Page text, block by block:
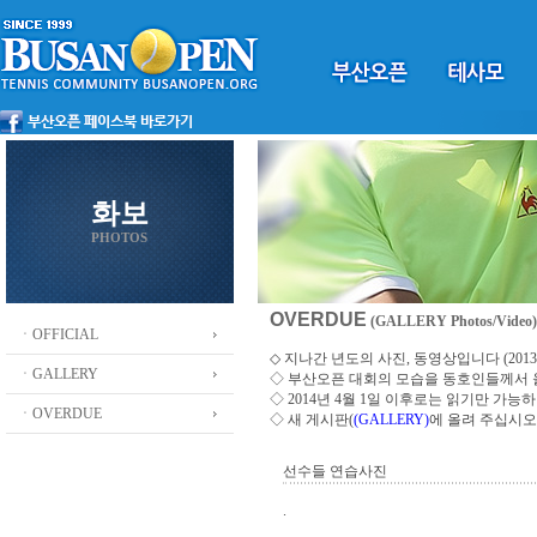
화보
PHOTOS
ㆍOFFICIAL
ㆍGALLERY
ㆍOVERDUE
OVERDUE (GALLERY Photos/Video)
◇ 지나간 년도의 사진, 동영상입니다
◇ 부산오픈 대회의 모습을 동호인들께서
◇ 2014년 4월 1일 이후로는 읽기만 가능
◇ 새 게시판((GALLERY)에 올려 주십시오
선수들 연습사진
.